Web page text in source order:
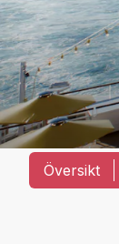
Översikt